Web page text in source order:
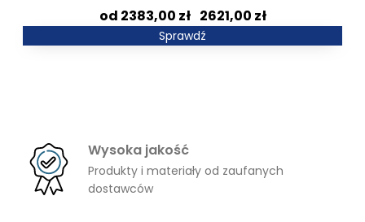
2383,00 zł– 2621,00 zł
Zakres
Sprawdź
Wysoka jakość
Produkty i materiały od zaufanych
dostawców